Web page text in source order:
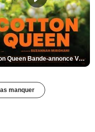
Cotton Queen Bande-annonce VO STFR
manquer